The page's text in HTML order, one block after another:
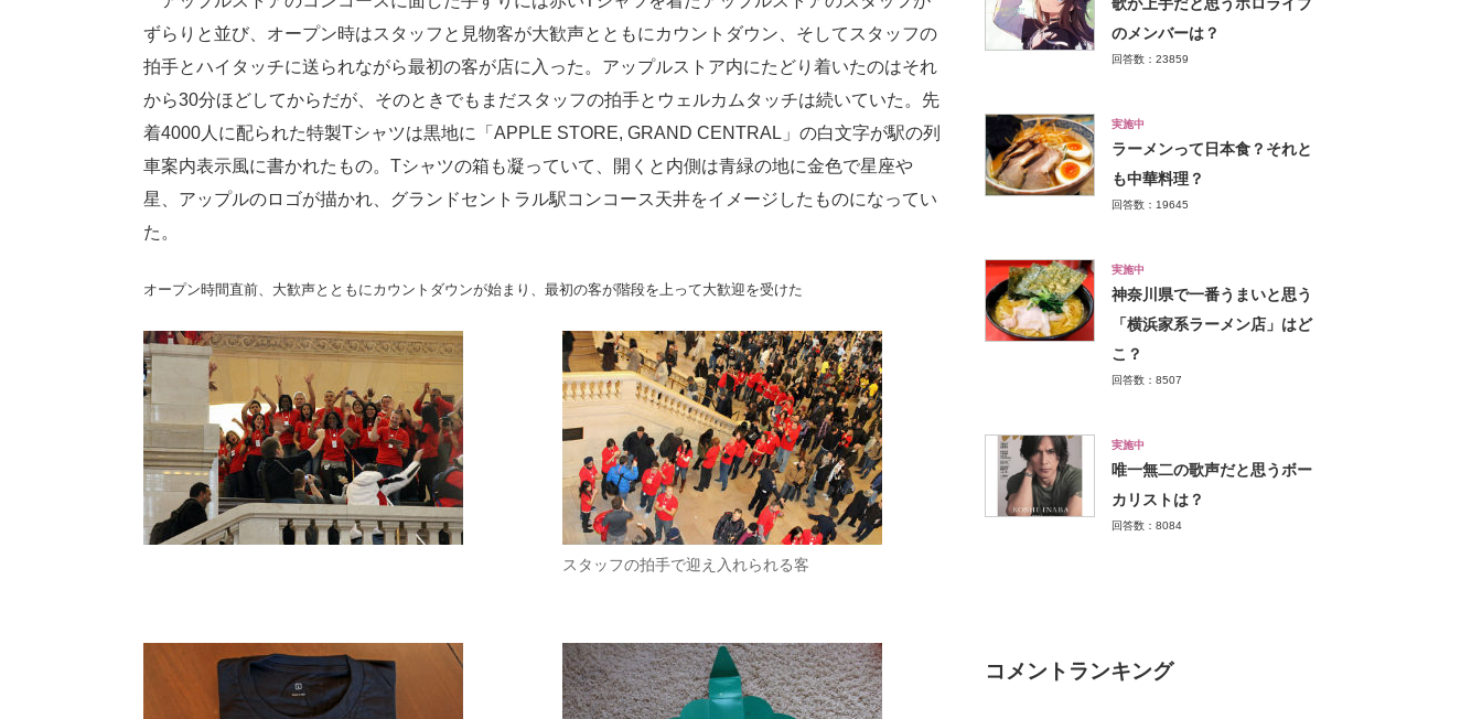
ずらりと並び、オープン時はスタッフと見物客が大歓声とともにカウントダウン、そしてスタッフの
拍手とハイタッチに送られながら最初の客が店に入った。アップルストア内にたどり着いたのはそれ
から30分ほどしてからだが、そのときでもまだスタッフの拍手とウェルカムタッチは続いていた。先
着4000人に配られた特製Tシャツは黒地に「APPLE STORE, GRAND CENTRAL」の白文字が駅の列
車案内表示風に書かれたもの。Tシャツの箱も凝っていて、開くと内側は青緑の地に金色で星座や
星、アップルのロゴが描かれ、グランドセントラル駅コンコース天井をイメージしたものになってい
た。
オープン時間直前、大歓声とともにカウントダウンが始まり、最初の客が階段を上って大歓迎を受けた
スタッフの拍手で迎え入れられる客
のメンバーは？
回答数：23859
実施中
ラーメンって日本食？それと
も中華料理？
回答数：19645
実施中
神奈川県で一番うまいと思う
「横浜家系ラーメン店」はど
こ？
回答数：8507
実施中
唯一無二の歌声だと思うボー
カリストは？
回答数：8084
コメントランキング